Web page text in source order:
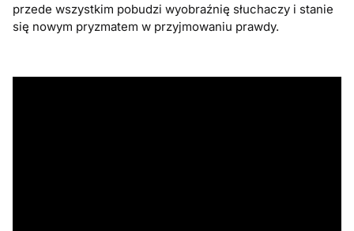
przede wszystkim pobudzi wyobraźnię słuchaczy i stanie
się nowym pryzmatem w przyjmowaniu prawdy.